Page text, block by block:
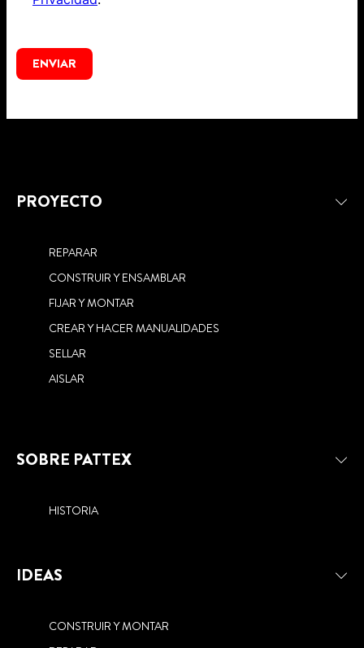
ENVIAR
PROYECTO
REPARAR
CONSTRUIR Y ENSAMBLAR
FIJAR Y MONTAR
CREAR Y HACER MANUALIDADES
SELLAR
AISLAR
SOBRE PATTEX
HISTORIA
IDEAS
CONSTRUIR Y MONTAR